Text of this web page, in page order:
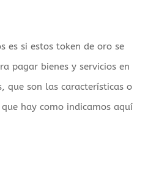
es si estos token de oro se
pagar bienes y servicios en
que son las características o
hay como indicamos aquí